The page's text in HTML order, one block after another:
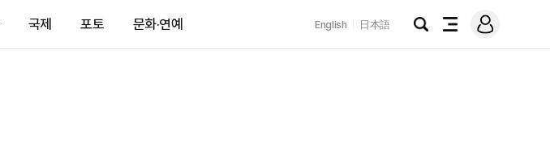
국제 포토 문화·연예 English 日本語
검
전
메
그